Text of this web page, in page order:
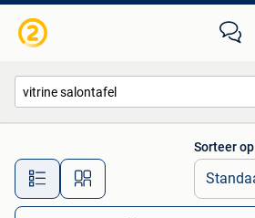
Alle afstanden…
Sorteer op